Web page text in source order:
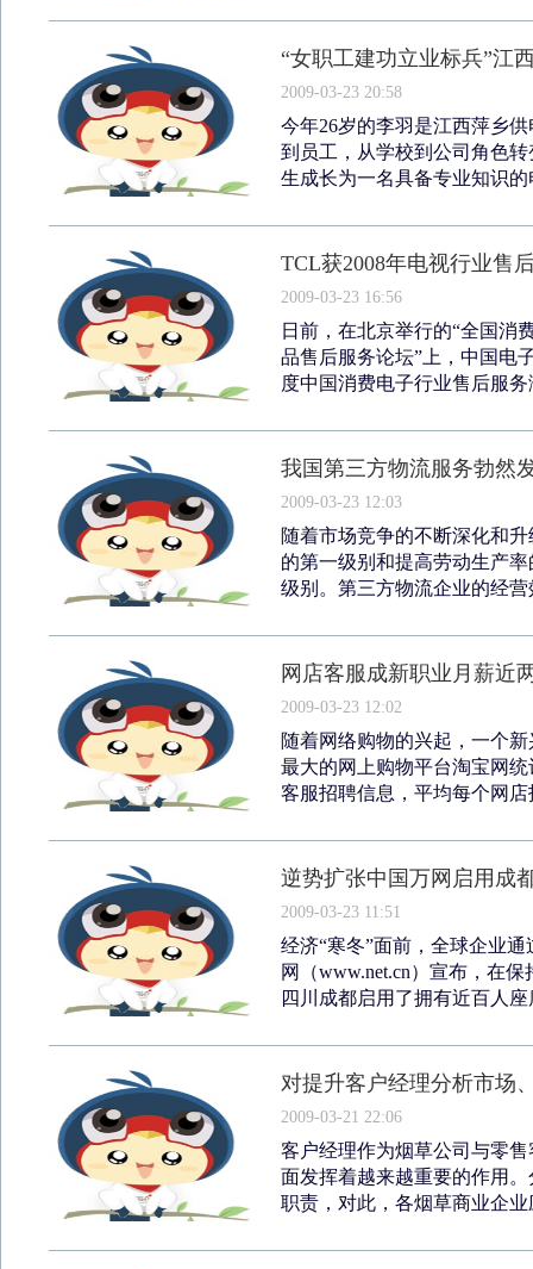
“女职工建功立业标兵”江
2009-03-23 20:58
今年26岁的李羽是江西萍乡
到员工，从学校到公司角色
生成长为一名具备专业知识
TCL获2008年电视行业售
2009-03-23 16:56
日前，在北京举行的“全国消
品售后服务论坛”上，中国电
度中国消费电子行业售后服
我国第三方物流服务勃然
2009-03-23 12:03
随着市场竞争的不断深化和
的第一级别和提高劳动生产
级别。第三方物流企业的经
网店客服成新职业月薪近
2009-03-23 12:02
随着网络购物的兴起，一个
最大的网上购物平台淘宝网
客服招聘信息，平均每个网
逆势扩张中国万网启用成
2009-03-23 11:51
经济“寒冬”面前，全球企业
网（www.net.cn）宣布，在
四川成都启用了拥有近百人
对提升客户经理分析市场
2009-03-21 22:06
客户经理作为烟草公司与零
面发挥着越来越重要的作用
职责，对此，各烟草商业企